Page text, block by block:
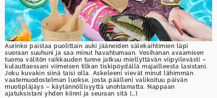
Aurinko paistaa puolittain auki jääneiden sälekaihtimien läpi
suoraan suuhuni ja saa minut havahtumaan. Vesihanan avaamisen
tuoma välitön raikkauden tunne jatkuu miellyttävän viipyilevästi –
kulauttaessani viimeisen tilkan tiskipöydällä majailleesta lasistani.
Joku kuvakin siinä taisi olla. Askeleeni vievät minut lähimmän
vaatemuodostelman luokse, josta päälleni valikoituu päivän
muotipläjäys – käytännöllisyyttä unohtamatta. Nappaan
ajatuksistani yhden kiinni ja seuraan sitä […]